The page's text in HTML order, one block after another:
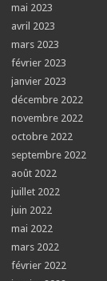
mai 2023
avril 2023
mars 2023
février 2023
janvier 2023
décembre 2022
novembre 2022
octobre 2022
septembre 2022
août 2022
juillet 2022
juin 2022
mai 2022
mars 2022
février 2022